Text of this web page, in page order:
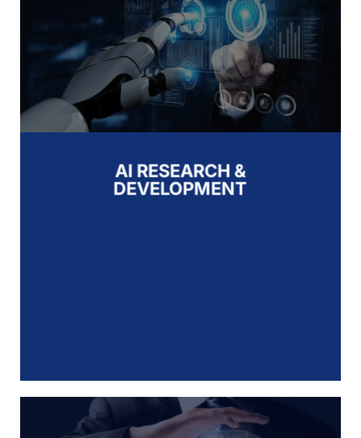
AI RESEARCH &
DEVELOPMENT